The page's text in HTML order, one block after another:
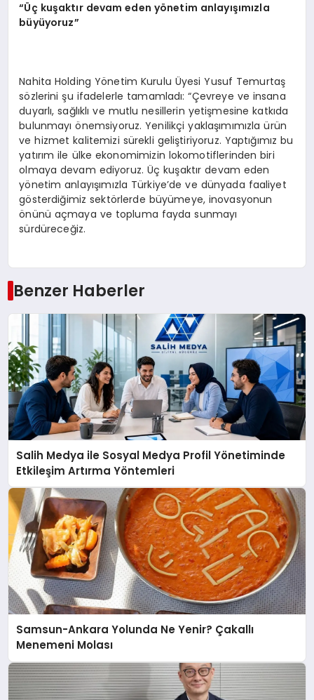
“Üç kuşaktır devam eden yönetim anlayışımızla
büyüyoruz”
Nahita Holding Yönetim Kurulu Üyesi Yusuf Temurtaş
sözlerini şu ifadelerle tamamladı: “Çevreye ve insana
duyarlı, sağlıklı ve mutlu nesillerin yetişmesine katkıda
bulunmayı önemsiyoruz. Yenilikçi yaklaşımımızla ürün
ve hizmet kalitemizi sürekli geliştiriyoruz. Yaptığımız bu
yatırım ile ülke ekonomimizin lokomotiflerinden biri
olmaya devam ediyoruz. Üç kuşaktır devam eden
yönetim anlayışımızla Türkiye’de ve dünyada faaliyet
gösterdiğimiz sektörlerde büyümeye, inovasyonun
önünü açmaya ve topluma fayda sunmayı
sürdüreceğiz.
Benzer Haberler
Salih Medya ile Sosyal Medya Profil Yönetiminde
Etkileşim Artırma Yöntemleri
Samsun-Ankara Yolunda Ne Yenir? Çakallı
Menemeni Molası